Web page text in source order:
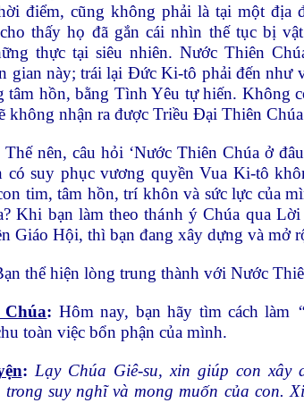
điểm, cũng không phải là tại một địa
thấy họ đã gắn cái nhìn thế tục bị
thực tại siêu nhiên. Nước Thiên
gian này; trái lại Đức Ki-tô phải đến như
tâm hồn, bằng Tình Yêu tự hiến. Không
không nhận ra được Triều Đại Thiên Chúa
Thế nên, câu hỏi ‘Nước Thiên Chúa ở
có suy phục vương quyền Vua Ki-tô
tim, tâm hồn, trí khôn và sức lực của
Khi bạn làm theo thánh ý Chúa qua
Giáo Hội, thì bạn đang xây dựng và mở
thể hiện lòng trung thành với Nước
Chúa: Hôm nay, bạn hãy tìm cách làm
toàn việc bổn phận của mình.
: Lạy Chúa Giê-su, xin giúp con xây
trong suy nghĩ và mong muốn của con.